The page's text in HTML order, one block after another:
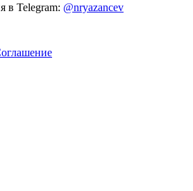
в Telegram: @nryazancev